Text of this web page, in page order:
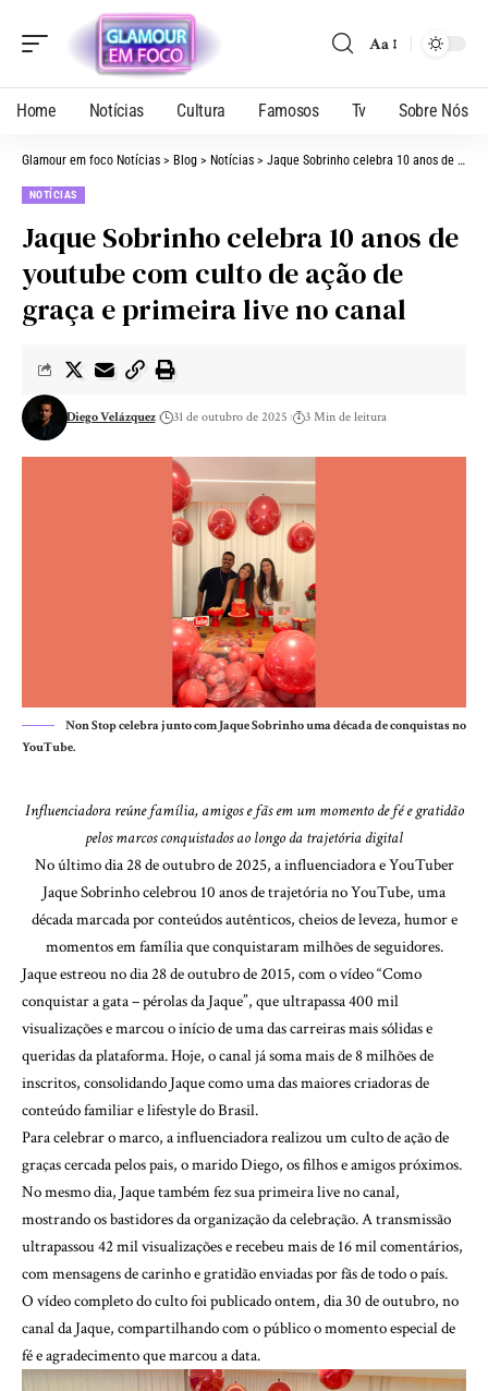
Aa
Home Notícias Cultura Famosos Tv Sobre Nós
Glamour em foco Notícias > Blog > Notícias > Jaque Sobrinho celebra 10 anos de youtube com culto de ação de graça e primeira live no canal
NOTÍCIAS
Jaque Sobrinho celebra 10 anos de
youtube com culto de ação de
graça e primeira live no canal
Diego Velázquez 31 de outubro de 2025 3 Min de leitura
Non Stop celebra junto com Jaque Sobrinho uma década de conquistas no
YouTube.
Influenciadora reúne família, amigos e fãs em um momento de fé e gratidão
pelos marcos conquistados ao longo da trajetória digital
No último dia 28 de outubro de 2025, a influenciadora e YouTuber
Jaque Sobrinho celebrou 10 anos de trajetória no YouTube, uma
década marcada por conteúdos autênticos, cheios de leveza, humor e
momentos em família que conquistaram milhões de seguidores.
Jaque estreou no dia 28 de outubro de 2015, com o vídeo “Como
conquistar a gata – pérolas da Jaque”, que ultrapassa 400 mil
visualizações e marcou o início de uma das carreiras mais sólidas e
queridas da plataforma. Hoje, o canal já soma mais de 8 milhões de
inscritos, consolidando Jaque como uma das maiores criadoras de
conteúdo familiar e lifestyle do Brasil.
Para celebrar o marco, a influenciadora realizou um culto de ação de
graças cercada pelos pais, o marido Diego, os filhos e amigos próximos.
No mesmo dia, Jaque também fez sua primeira live no canal,
mostrando os bastidores da organização da celebração. A transmissão
ultrapassou 42 mil visualizações e recebeu mais de 16 mil comentários,
com mensagens de carinho e gratidão enviadas por fãs de todo o país.
O vídeo completo do culto foi publicado ontem, dia 30 de outubro, no
canal da Jaque, compartilhando com o público o momento especial de
fé e agradecimento que marcou a data.